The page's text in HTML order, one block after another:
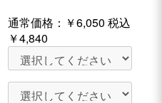
通常価格： ￥6,050 税込
￥4,840